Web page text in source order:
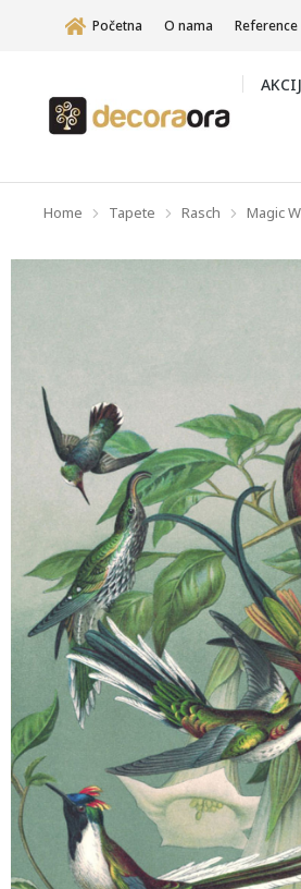
Početna O nama Reference
You are here:
Home Tapete Rasch Magic